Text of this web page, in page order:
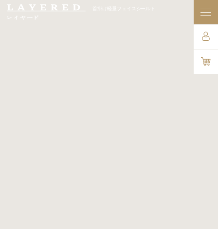
首掛け軽量フェイスシールド